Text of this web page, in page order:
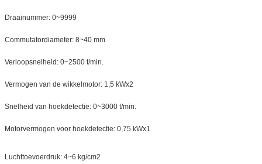
Draainummer: 0~9999
Commutatordiameter: 8~40 mm
Verloopsnelheid: 0~2500 t/min.
Vermogen van de wikkelmotor: 1,5 kWx2
Snelheid van hoekdetectie: 0~3000 t/min.
Motorvermogen voor hoekdetectie: 0,75 kWx1
Luchttoevoerdruk: 4~6 kg/cm2